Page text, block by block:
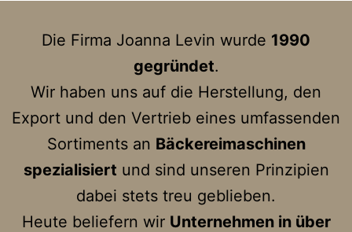
Die Firma Joanna Levin wurde 1990
gegründet.
Wir haben uns auf die Herstellung, den
Export und den Vertrieb eines umfassenden
Sortiments an Bäckereimaschinen
spezialisiert und sind unseren Prinzipien
dabei stets treu geblieben.
Heute beliefern wir Unternehmen in über